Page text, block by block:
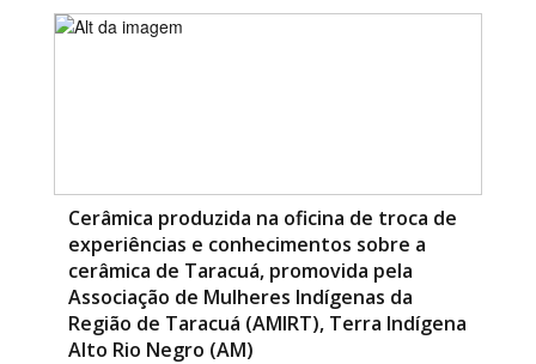
Cerâmica produzida na oficina de troca de
experiências e conhecimentos sobre a
cerâmica de Taracuá, promovida pela
Associação de Mulheres Indígenas da
Região de Taracuá (AMIRT), Terra Indígena
Alto Rio Negro (AM)